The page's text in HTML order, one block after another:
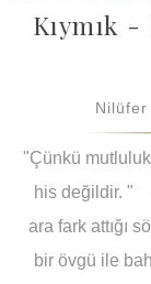
Kıymık
Nilüfer
"Çünkü
his değildir. "
ara fark attığı
bir övgü ile